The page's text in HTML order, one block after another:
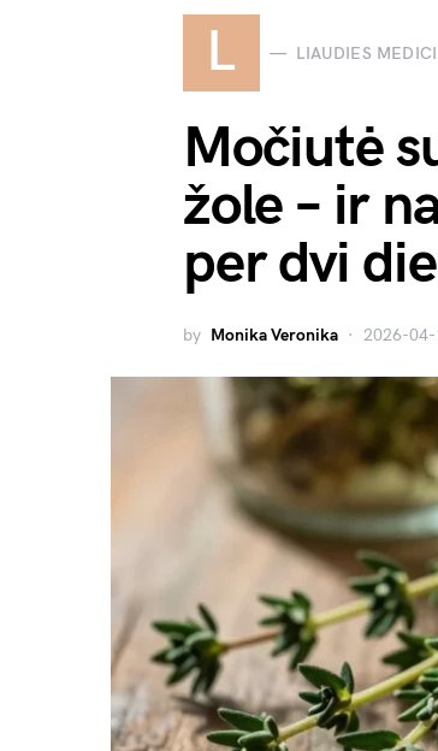
L LIAUDIES
Močiutė
žole – ir
per dvi
by Monika Veronika 2026-